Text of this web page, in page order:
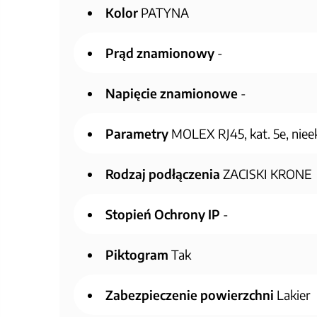
Kolor PATYNA
Prąd znamionowy -
Napięcie znamionowe -
Parametry MOLEX RJ45, kat. 5e,
Rodzaj podłączenia ZACISKI KRONE
Stopień Ochrony IP -
Piktogram Tak
Zabezpieczenie powierzchni Lakier